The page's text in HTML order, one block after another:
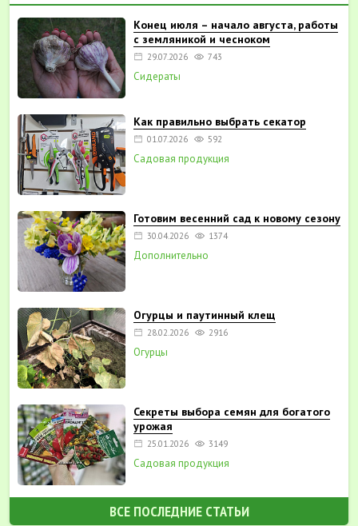
Конец июля – начало августа, работы
с земляникой и чесноком
29.07.2026 743
Сидераты
Как правильно выбрать секатор
01.07.2026 592
Садовая продукция
Готовим весенний сад к новому сезону
30.04.2026 1374
Дополнительно
Огурцы и паутинный клещ
28.02.2026 2916
Огурцы
Секреты выбора семян для богатого
урожая
25.01.2026 3149
Садовая продукция
ВСЕ ПОСЛЕДНИЕ СТАТЬИ